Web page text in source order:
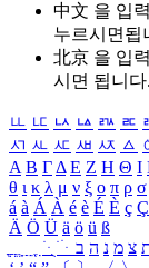
中文 을 입
누르시면됩
北京 을 입
시면 됩니다.
ㅥ ㅦ ㅧ ㅨ ㅩ ㅪ
ㅺ ㅻ ㅼ ㅽ ㅾ ㅿ
Α Β ΓΔ Ε Ζ Η Θ Ι
θ ι κ λ μ ν ξ ο π ρ σ
á à Á À é è É È ç Ç
Ä Ö Ü ä ö ü ß
ִֶֹ ֻּ ׁׂ צ מ נ ה ב